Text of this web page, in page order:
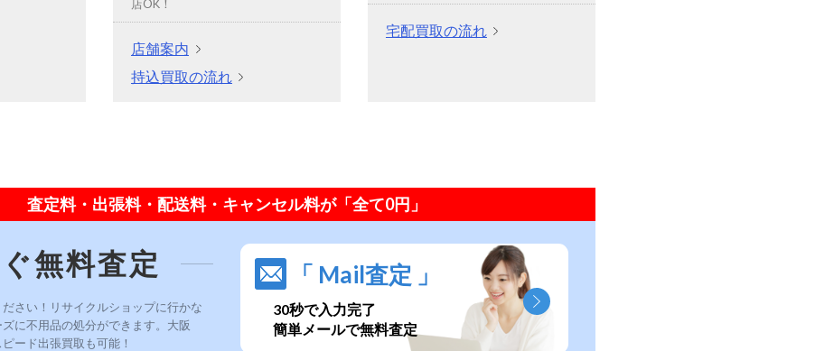
店OK！
店舗案内
持込買取の流れ
宅配買取の流れ
査定料・出張料・配送料・キャンセル料が「全て0円」
無料査定
さい！リサイクルショップに行かな
に不用品の処分ができます。大阪
ード出張買取も可能！
「 Mail査定 」
30秒で入力完了
簡単メールで無料査定